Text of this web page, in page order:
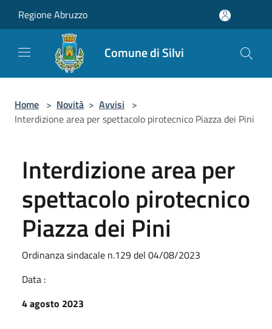
Regione Abruzzo
Comune di Silvi
Home > Novità > Avvisi >
Interdizione area per spettacolo pirotecnico Piazza dei Pini
Interdizione area per
spettacolo pirotecnico
Piazza dei Pini
Ordinanza sindacale n.129 del 04/08/2023
Data :
4 agosto 2023